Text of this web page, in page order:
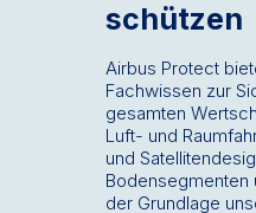
schützen
Airbus Protect
Fachwissen zur
gesamten
Luft- und
und
Bodensegmenten
der Grundlage